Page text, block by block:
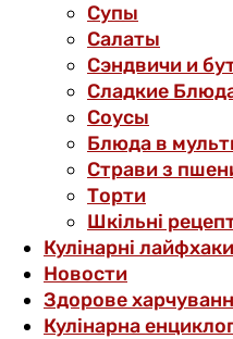
Супы
Салаты
Сэндвичи и
Сладкие
Соусы
Блюда в
Страви з
Торти
Шкільні
Кулінарні лайфхаки
Новости
Здорове
Кулінарна